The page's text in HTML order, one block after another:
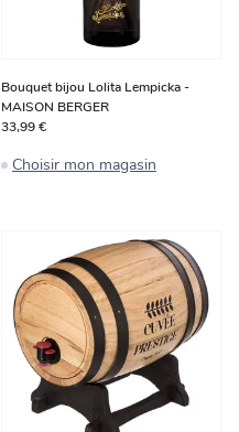
Bouquet bijou Lolita Lempicka -
MAISON BERGER
33,99 €
Choisir mon magasin